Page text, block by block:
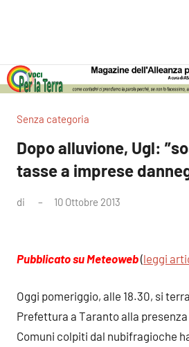
per
la
Terra
per
la
Alimentare
Senza categoria
Dopo alluvione, Ugl:
tasse a imprese
di 10 Ottobre 2013
Pubblicato su Meteoweb(leggi
Oggi pomeriggio, alle 18.30, si
Prefettura a Taranto alla
Comuni colpiti dal nubifragioche